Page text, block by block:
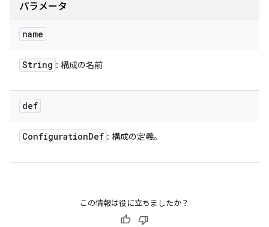
パラメータ
name
String : 構成の名前
def
ConfigurationDef : 構成の定義。
この情報は役に立ちましたか？